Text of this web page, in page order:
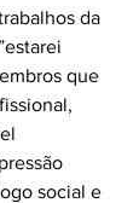
da
que
social e